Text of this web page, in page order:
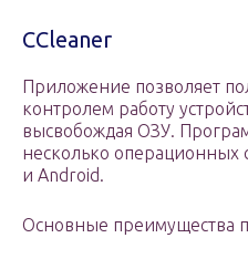
ССleaner
Приложение позволяет
контролем работу
высвобождая ОЗУ.
несколько операционных
и Android.
Основные преимущества